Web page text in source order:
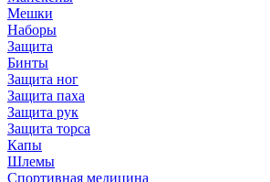
Мешки
Наборы
Защита
Бинты
Защита ног
Защита паха
Защита рук
Защита торса
Капы
Шлемы
Спортивная медицина